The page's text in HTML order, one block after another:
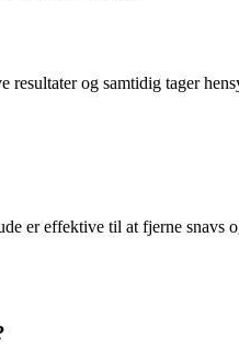
og samtidig tager
effektive til at fjerne snavs